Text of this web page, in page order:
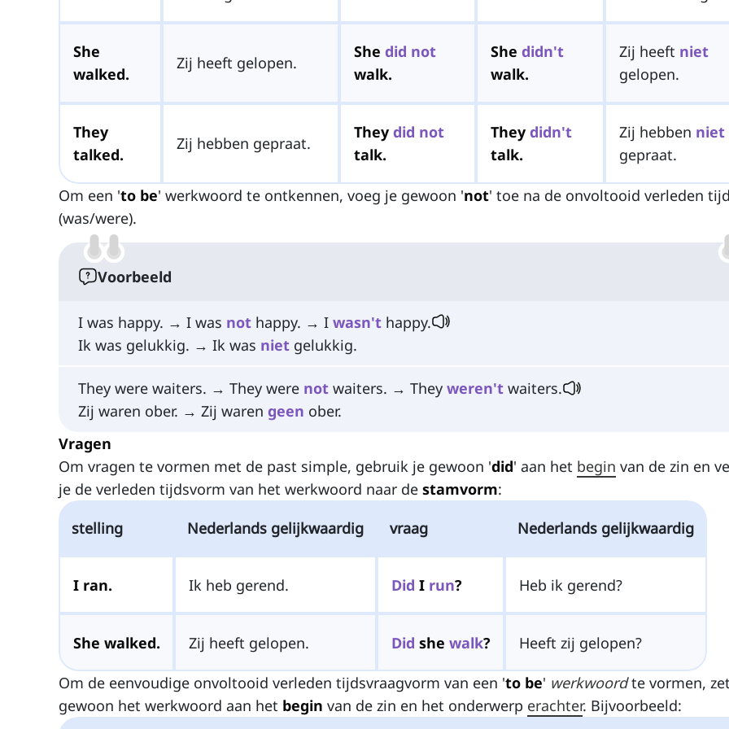
She
walked.
Zij heeft gelopen.
She did not
walk.
She didn't
walk.
Zij heeft niet
gelopen.
They
talked.
Zij hebben gepraat.
They did not
talk.
They didn't
talk.
Zij hebben niet
gepraat.
Om een 'to be' werkwoord te ontkennen, voeg je gewoon 'not' toe na de onvoltooid verleden
(was/were).
Voorbeeld
I was happy. → I was not happy. → I wasn't happy.
Ik was gelukkig. → Ik was niet gelukkig.
They were waiters. → They were not waiters. → They weren't waiters.
Zij waren ober. → Zij waren geen ober.
Vragen
Om vragen te vormen met de past simple, gebruik je gewoon 'did' aan het begin van de zin en
je de verleden tijdsvorm van het werkwoord naar de stamvorm:
stelling
Nederlands gelijkwaardig vraag Nederlands gelijkwaardig
I ran. Ik heb gerend. Did I run? Heb ik gerend?
She walked. Zij heeft gelopen. Did she walk? Heeft zij gelopen?
Om de eenvoudige onvoltooid verleden tijdsvraagvorm van een 'to be' werkwoordte vormen,
gewoon het werkwoord aan het begin van de zin en het onderwerp erachter. Bijvoorbeeld: